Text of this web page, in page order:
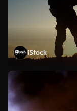
iStock